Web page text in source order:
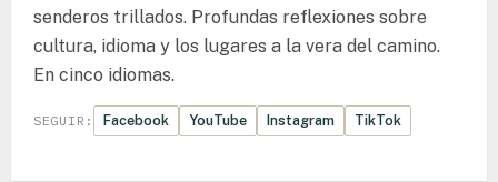
senderos trillados. Profundas reflexiones sobre
cultura, idioma y los lugares a la vera del camino.
En cinco idiomas.
SEGUIR: Facebook YouTube Instagram TikTok